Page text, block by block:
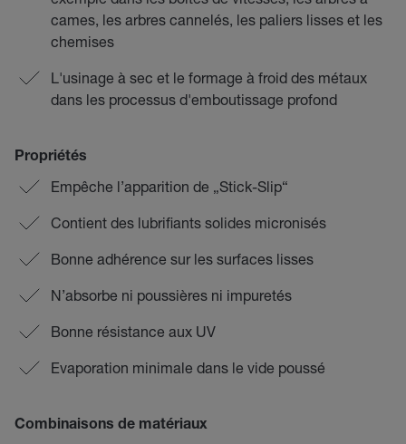
cames, les arbres cannelés, les paliers lisses et les
chemises
L'usinage à sec et le formage à froid des métaux
dans les processus d'emboutissage profond
Propriétés
Empêche l’apparition de „Stick-Slip“
Contient des lubrifiants solides micronisés
Bonne adhérence sur les surfaces lisses
N’absorbe ni poussières ni impuretés
Bonne résistance aux UV
Evaporation minimale dans le vide poussé
Combinaisons de matériaux